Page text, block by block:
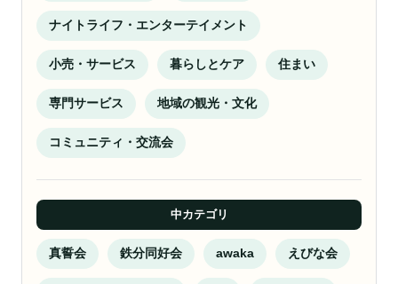
ナイトライフ・エンターテイメント
小売・サービス 暮らしとケア 住まい
専門サービス 地域の観光・文化
コミュニティ・交流会
中カテゴリ
真誓会 鉄分同好会 awaka えびな会